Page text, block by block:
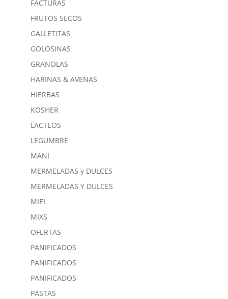
FACTURAS
FRUTOS SECOS
GALLETITAS
GOLOSINAS
GRANOLAS
HARINAS & AVENAS
HIERBAS
KOSHER
LACTEOS
LEGUMBRE
MANI
MERMELADAS y DULCES
MERMELADAS Y DULCES
MIEL
MIXS
OFERTAS
PANIFICADOS
PANIFICADOS
PANIFICADOS
PASTAS